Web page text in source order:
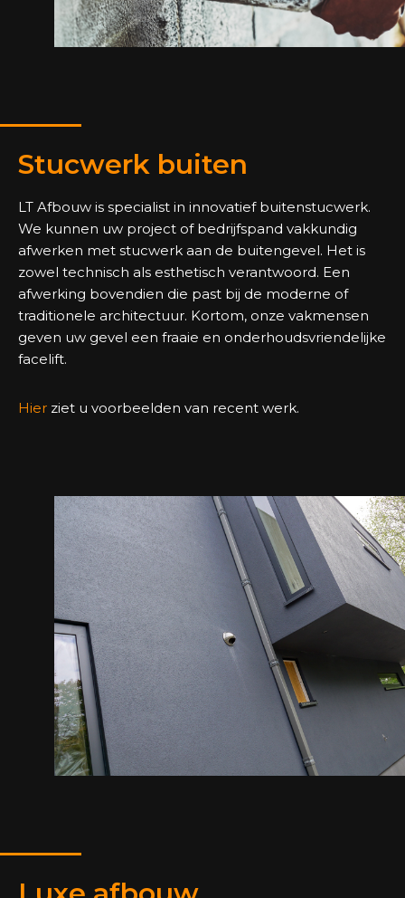
Stucwerk buiten
LT Afbouw is specialist in innovatief buitenstucwerk.
We kunnen uw project of bedrijfspand vakkundig
afwerken met stucwerk aan de buitengevel. Het is
zowel technisch als esthetisch verantwoord. Een
afwerking bovendien die past bij de moderne of
traditionele architectuur. Kortom, onze vakmensen
geven uw gevel een fraaie en onderhoudsvriendelijke
facelift.
Hier ziet u voorbeelden van recent werk.